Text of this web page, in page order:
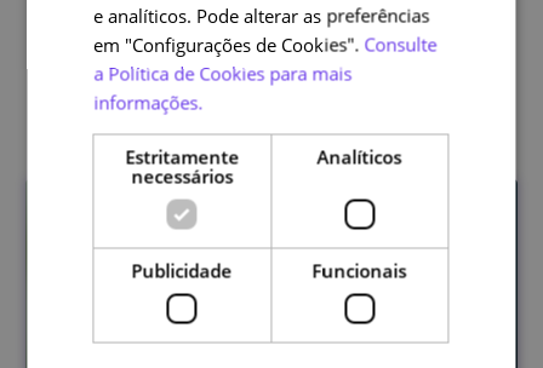
Outras edições
e analíticos. Pode alterar as preferências
em "Configurações de Cookies". Consulte
a Política de Cookies para mais
informações.
Estritamente
necessários
Analíticos
Publicidade Funcionais